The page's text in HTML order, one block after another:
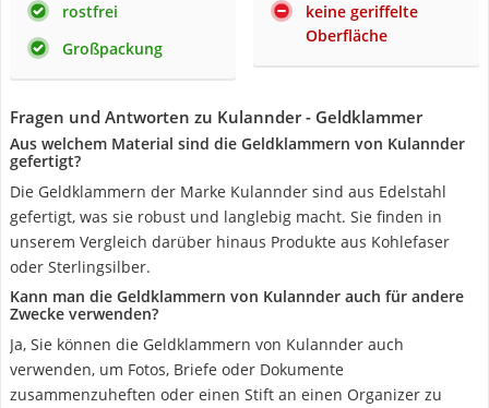
rostfrei
Großpackung
keine geriffelte
Oberfläche
Fragen und Antworten zu Kulannder - Geldklammer
Aus welchem Material sind die Geldklammern von Kulannder
gefertigt?
Die Geldklammern der Marke Kulannder sind aus Edelstahl
gefertigt, was sie robust und langlebig macht. Sie finden in
unserem Vergleich darüber hinaus Produkte aus Kohlefaser
oder Sterlingsilber.
Kann man die Geldklammern von Kulannder auch für andere
Zwecke verwenden?
Ja, Sie können die Geldklammern von Kulannder auch
verwenden, um Fotos, Briefe oder Dokumente
zusammenzuheften oder einen Stift an einen Organizer zu